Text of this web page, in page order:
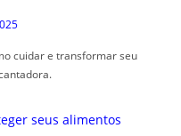
cuidar e transformar seu